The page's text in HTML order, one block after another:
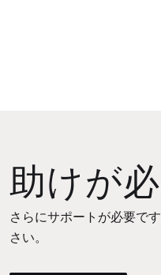
助けが
さらにサポートが必要で
さい。